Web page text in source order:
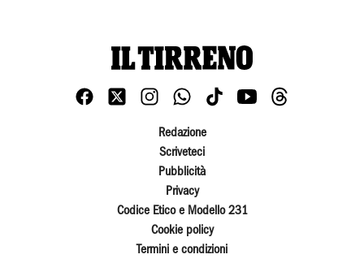
Redazione
Scriveteci
Pubblicità
Privacy
Codice Etico e Modello 231
Cookie policy
Termini e condizioni